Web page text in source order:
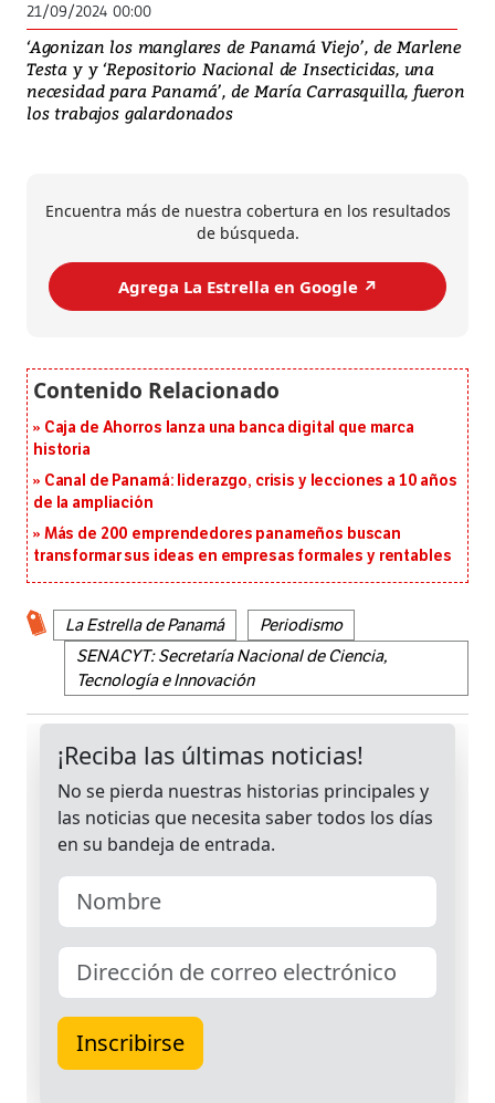
21/09/2024 00:00
‘Agonizan los manglares de Panamá Viejo’, de Marlene
Testa y y ‘Repositorio Nacional de Insecticidas, una
necesidad para Panamá’, de María Carrasquilla, fueron
los trabajos galardonados
Encuentra más de nuestra cobertura en los resultados
de búsqueda.
Agrega La Estrella en Google ↗️
Caja de Ahorros lanza una banca digital que marca
historia
Canal de Panamá: liderazgo, crisis y lecciones a 10 años
de la ampliación
Más de 200 emprendedores panameños buscan
transformar sus ideas en empresas formales y rentables
La Estrella de Panamá
Periodismo
SENACYT: Secretaría Nacional de Ciencia,
Tecnología e Innovación